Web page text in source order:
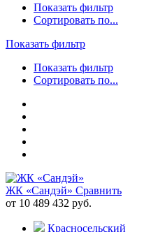
Показать фильтр
Сортировать по...
Показать фильтр
Показать фильтр
Сортировать по...
ЖК «Сандэй» Сравнить
от 10 489 432 руб.
Красносельский